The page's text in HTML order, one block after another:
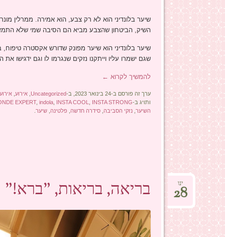
שיער בלונדיני הוא לא רק צבע, הוא אמירה. ממרלין
השיק, הביטחון שהצבע מביא הם הסיבה שמי שלא
שיער בלונדיני הוא שיער מפונק שדורש אקסטרה
שגם ישמרו עליו וייתקנו נזקים שנגרמו לו וגם ידגישו את
להמשיך לקרוא ←
ערך זה פורסם ב-24 בינואר 2023, ב- Uncategorized אירוע,
ותויג ב-
EXPERT,indola INSTA COOL
INSTA STRONG
השיער, נזקי הסביבה, סידרה חדשה, פלטינה, שיער.
בריאה, בריאות, "ברא!" ינו
28